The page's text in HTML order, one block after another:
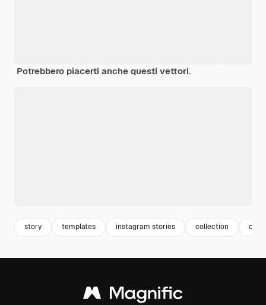
Potrebbero piacerti anche questi vettori.
story templates instagram stories collection